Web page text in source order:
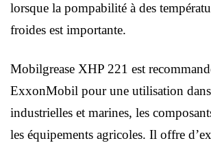
lorsque la pompabilité à des
froides est importante.
Mobilgrease XHP 221 est
ExxonMobil pour une utilisation
industrielles et marines, les
les équipements agricoles. Il offre